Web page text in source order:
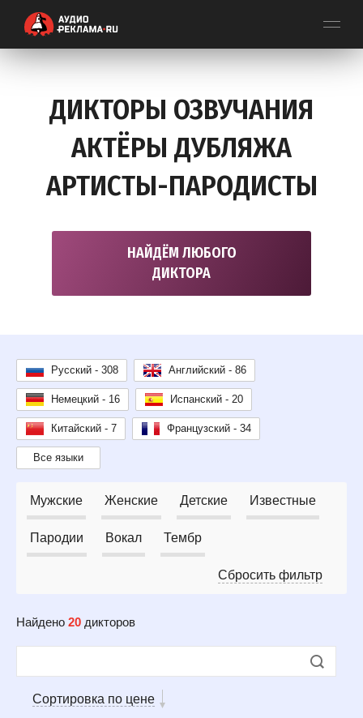
ДИКТОРЫ ОЗВУЧАНИЯ
АКТЁРЫ ДУБЛЯЖА
АРТИСТЫ-ПАРОДИСТЫ
НАЙДЁМ ЛЮБОГО
ДИКТОРА
Русский - 308 Английский - 86
Немецкий - 16 Испанский - 20
Китайский - 7 Французский - 34
Все языки
Мужские Женские Детские Известные
Пародии Вокал Тембр
Сбросить фильтр
Найдено 20 дикторов
Сортировка по цене